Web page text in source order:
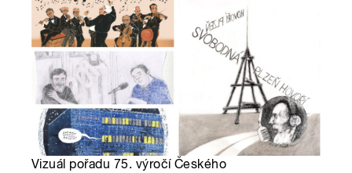
Vizuál pořadu 75. výročí Českého